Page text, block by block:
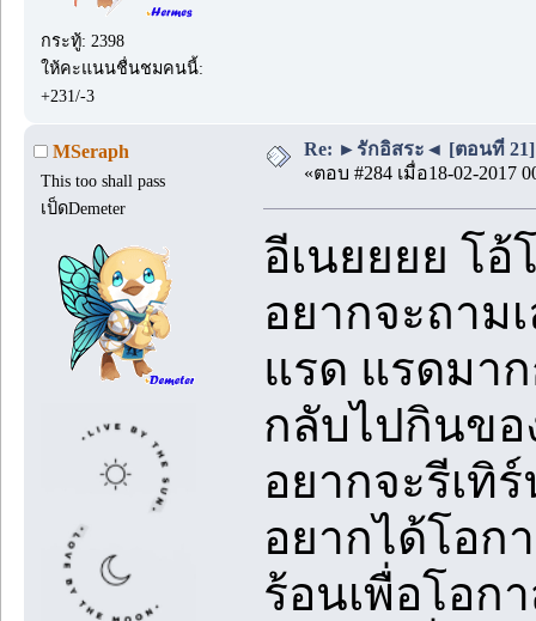
กระทู้: 2398
ให้คะแนนชื่นชมคนนี้:
+231/-3
MSeraph
This too shall pass
เป็ดDemeter
Re: ►รักอิสระ◄ [ตอนที่ 21]
«ตอบ #284 เมื่อ18-02-2017
อีเนยยยย โ
อยากจะถาม
แรด แรดมา
กลับไปกินขอ
อยากจะรีเทิ
อยากได้โอก
ร้อนเพื่อโอก